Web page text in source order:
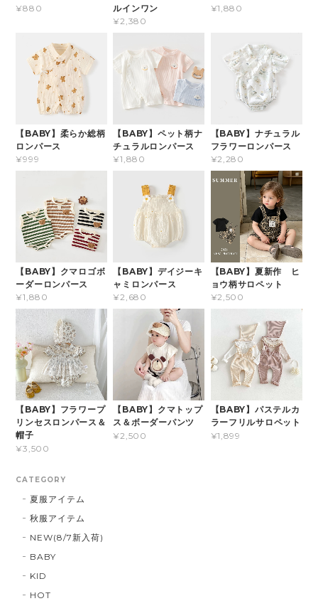
¥880
ルインワン
¥2,380
¥1,880
【BABY】柔らか総柄
ロンパース
¥999
【BABY】ペット柄ナ
チュラルロンパース
¥1,880
【BABY】ナチュラル
フラワーロンパース
¥2,280
【BABY】クマロゴボ
ーダーロンパース
¥1,880
【BABY】デイジーキ
ャミロンパース
¥2,680
【BABY】夏新作 ヒ
ョウ柄サロペット
¥2,500
【BABY】フラワープ
リンセスロンパース＆
帽子
¥3,500
【BABY】クマトップ
ス＆ボーダーパンツ
¥2,500
【BABY】パステルカ
ラーフリルサロペット
¥1,899
CATEGORY
夏服アイテム
秋服アイテム
NEW(8/7新入荷)
BABY
KID
HOT